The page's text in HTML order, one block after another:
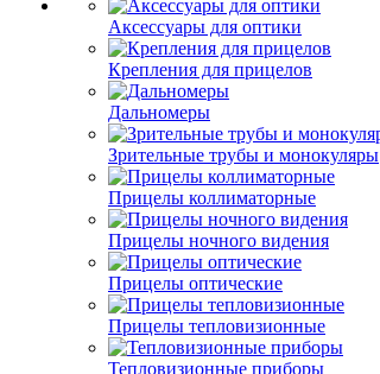
Аксессуары для оптики
Крепления для прицелов
Дальномеры
Зрительные трубы и монокуляры
Прицелы коллиматорные
Прицелы ночного видения
Прицелы оптические
Прицелы тепловизионные
Тепловизионные приборы